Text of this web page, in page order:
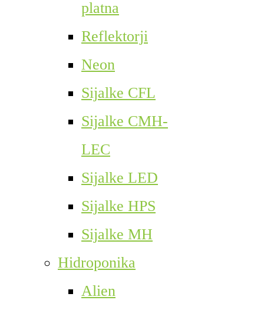
platna
Reflektorji
Neon
Sijalke CFL
Sijalke CMH-
LEC
Sijalke LED
Sijalke HPS
Sijalke MH
Hidroponika
Alien